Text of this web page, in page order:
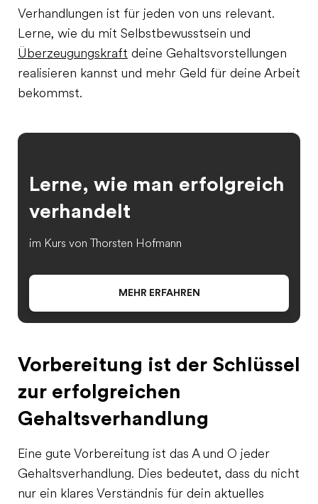
Verhandlungen ist für jeden von uns relevant.
Lerne, wie du mit Selbstbewusstsein und
Überzeugungskraft deine Gehaltsvorstellungen
realisieren kannst und mehr Geld für deine Arbeit
bekommst.
Lerne, wie man erfolgreich
verhandelt
im Kurs von Thorsten Hofmann
MEHR ERFAHREN
Vorbereitung ist der Schlüssel
zur erfolgreichen
Gehaltsverhandlung
Eine gute Vorbereitung ist das A und O jeder
Gehaltsverhandlung. Dies bedeutet, dass du nicht
nur ein klares Verständnis für dein aktuelles